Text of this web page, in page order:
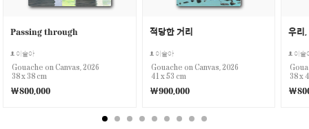
Passing through
이슬아
Gouache on Canvas, 2026
38 x 38 cm
￦800,000
적당한 거리
이슬아
Gouache on Canvas, 2026
41 x 53 cm
￦900,000
우리
이슬
38 x
￦